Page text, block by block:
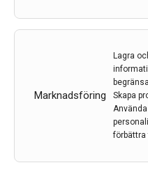
Marknadsföring
Lagra
Skapa
förbättra